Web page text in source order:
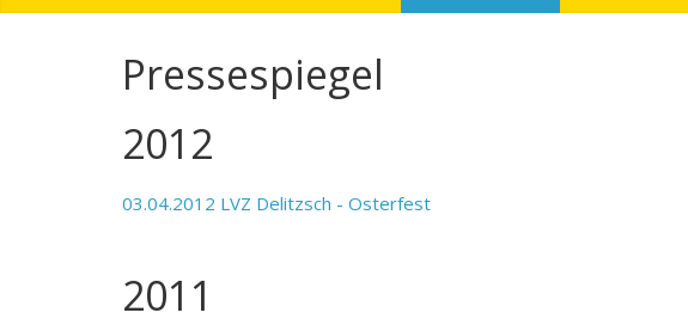
Pressespiegel
2012
03.04.2012 LVZ Delitzsch - Osterfest
2011